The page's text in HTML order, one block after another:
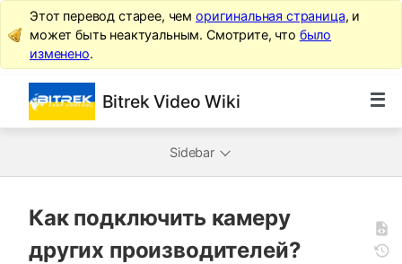
Этот перевод старее, чем оригинальная страница, и
может быть неактуальным. Смотрите, что было
изменено.
Bitrek Video Wiki
Sidebar
Как подключить камеру
других производителей?